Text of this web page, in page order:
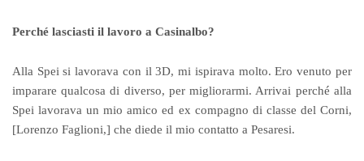
Perché lasciasti il lavoro a Casinalbo?
Alla Spei si lavorava con il 3D, mi ispirava molto. Ero venuto per
imparare qualcosa di diverso, per migliorarmi. Arrivai perché alla
Spei lavorava un mio amico ed ex compagno di classe del Corni,
[Lorenzo Faglioni,] che diede il mio contatto a Pesaresi.